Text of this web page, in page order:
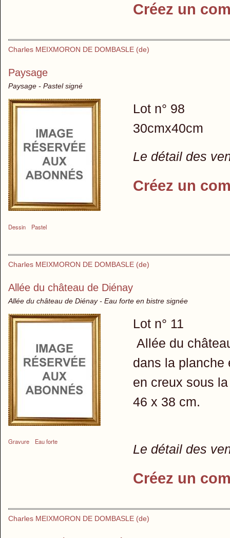
Créez un
Charles MEIXMORON DE DOMBASLE (de)
Paysage
Paysage - Pastel signé
Dessin Pastel
Lot n° 98
30cmx40cm
Le détail des
Créez un
Charles MEIXMORON DE DOMBASLE (de)
Allée du château de Diénay
Allée du château de Diénay - Eau forte en bistre signée
Gravure Eau forte
Lot n° 11
Allée du
dans la planche
en creux sous
46 x 38 cm.
Le détail des
Créez un
Charles MEIXMORON DE DOMBASLE (de)